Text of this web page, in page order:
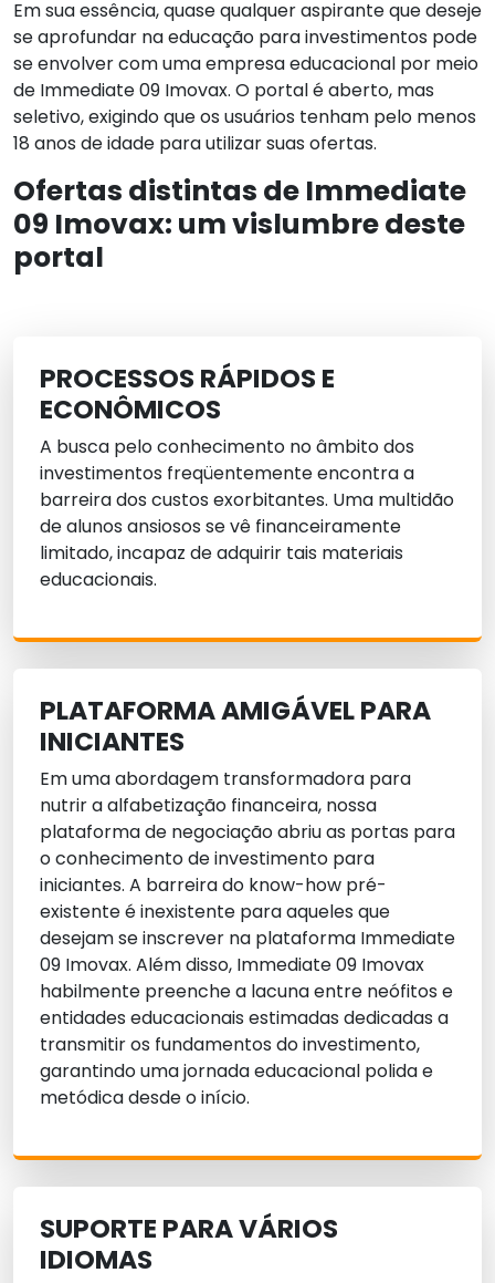
Em sua essência, quase qualquer aspirante que deseje
se aprofundar na educação para investimentos pode
se envolver com uma empresa educacional por meio
de Immediate 09 Imovax. O portal é aberto, mas
seletivo, exigindo que os usuários tenham pelo menos
18 anos de idade para utilizar suas ofertas.
Ofertas distintas de Immediate
09 Imovax: um vislumbre deste
portal
PROCESSOS RÁPIDOS E
ECONÔMICOS
A busca pelo conhecimento no âmbito dos
investimentos freqüentemente encontra a
barreira dos custos exorbitantes. Uma multidão
de alunos ansiosos se vê financeiramente
limitado, incapaz de adquirir tais materiais
educacionais.
PLATAFORMA AMIGÁVEL PARA
INICIANTES
Em uma abordagem transformadora para
nutrir a alfabetização financeira, nossa
plataforma de negociação abriu as portas para
o conhecimento de investimento para
iniciantes. A barreira do know-how pré-
existente é inexistente para aqueles que
desejam se inscrever na plataforma Immediate
09 Imovax. Além disso, Immediate 09 Imovax
habilmente preenche a lacuna entre neófitos e
entidades educacionais estimadas dedicadas a
transmitir os fundamentos do investimento,
garantindo uma jornada educacional polida e
metódica desde o início.
SUPORTE PARA VÁRIOS
IDIOMAS